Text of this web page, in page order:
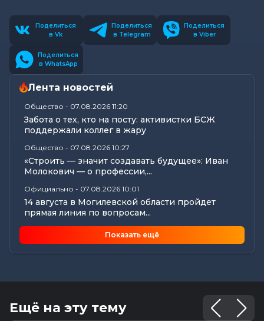
Поделиться
в Vk
Поделиться
в Telegram
Поделиться
в Viber
Поделиться
в WhatsApp
Лента новостей
Общество - 07.08.2026 11:20
Забота о тех, кто на посту: активистки БСЖ
поддержали коллег в жару
Общество - 07.08.2026 10:27
«Строить — значит создавать будущее»: Иван
Молокович — о профессии,...
Официально - 07.08.2026 10:01
14 августа в Могилевской области пройдет
прямая линия по вопросам...
Узнали, как профсоюзы Могилевщины
поддерживают семьи и детские...
25 лет на страже здорового питания: у «Диеты»
Калейдоскоп -07.08.2026 06:30
Показать ещё
Ещё на эту тему